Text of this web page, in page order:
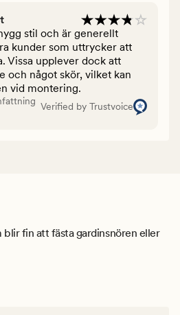
stil och är generellt
kunder som uttrycker att
Vissa upplever dock att
och något skör, vilket kan
vid montering.
Verified by Trustvoice
blir fin att fästa gardinsnören eller